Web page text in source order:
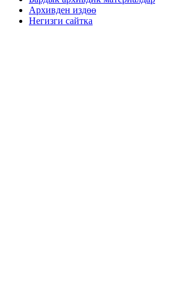
Архивден издөө
Негизги сайтка